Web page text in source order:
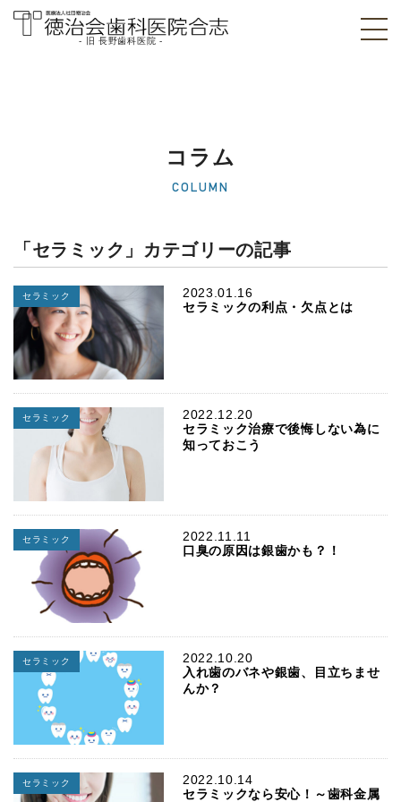
医院]｜熊本県合志
- 旧 長野歯科医院 -
コラム
COLUMN
「セラミック」カテゴリーの記事
2023.01.16
セラミック
セラミックの利点・欠点とは
2022.12.20
セラミック
セラミック治療で後悔しない為に
知っておこう
2022.11.11
セラミック
口臭の原因は銀歯かも？！
2022.10.20
セラミック
入れ歯のバネや銀歯、目立ちませ
んか？
2022.10.14
セラミック
セラミックなら安心！～歯科金属